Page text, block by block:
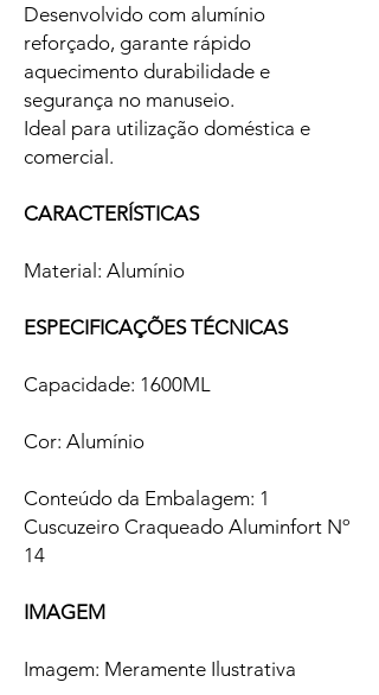
Desenvolvido com alumínio
reforçado, garante rápido
aquecimento durabilidade e
segurança no manuseio.
Ideal para utilização doméstica e
comercial.
CARACTERÍSTICAS
Material: Alumínio
ESPECIFICAÇÕES TÉCNICAS
Capacidade: 1600ML
Cor: Alumínio
Conteúdo da Embalagem: 1
Cuscuzeiro Craqueado Aluminfort Nº
14
IMAGEM
Imagem: Meramente Ilustrativa